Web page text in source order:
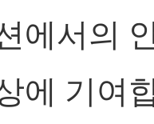
에서의
에 기여